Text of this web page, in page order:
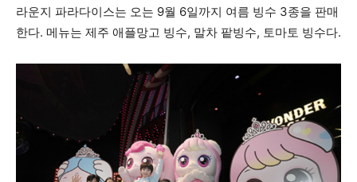
라운지 파라다이스는 오는 9월 6일까지 여름 빙수 3종을 판매
한다. 메뉴는 제주 애플망고 빙수, 말차 팥빙수, 토마토 빙수다.